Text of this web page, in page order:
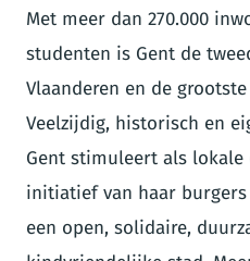
Met meer dan 270.000
studenten is Gent de
Vlaanderen en de
Veelzijdig, historisch en
Gent stimuleert als
initiatief van haar
een open, solidaire,